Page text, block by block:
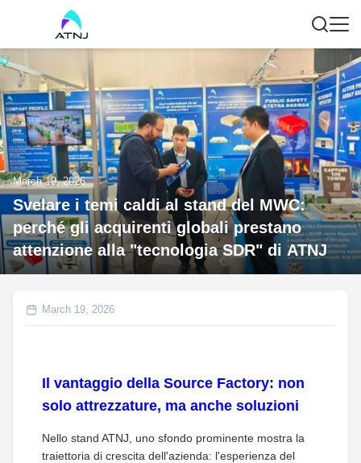
March 19, 2026
Svelare i temi caldi al stand del MWC:
perché gli acquirenti globali prestano
attenzione alla "tecnologia SDR" di ATNJ
March 19, 2026
Il vantaggio della Source Factory: non
solo attrezzature, ma anche soluzioni
Nello stand ATNJ, uno sfondo prominente mostra la
traiettoria di crescita dell'azienda: l'esperienza del